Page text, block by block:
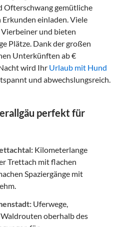
Ofterschwang gemütliche
einladen. Viele
und bieten
Plätze. Dank der großen
Unterkünften ab €
wird Ihr Urlaub mit Hund
und abwechslungsreich.
perfekt für
Kilometerlange
Trettach mit flachen
Spaziergänge mit
Uferwege,
oberhalb des